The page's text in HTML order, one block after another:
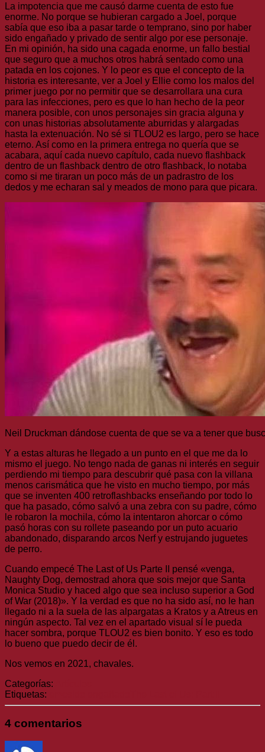
La impotencia que me causó darme cuenta de esto fue
enorme. No porque se hubieran cargado a Joel, porque
sabía que eso iba a pasar tarde o temprano, sino por haber
sido engañado y privado de sentir algo por ese personaje.
En mi opinión, ha sido una cagada enorme, un fallo bestial
que seguro que a muchos otros habrá sentado como una
patada en los cojones. Y lo peor es que el concepto de la
historia es interesante, ver a Joel y Ellie como los malos del
primer juego por no permitir que se desarrollara una cura
para las infecciones, pero es que lo han hecho de la peor
manera posible, con unos personajes sin gracia alguna y
con unas historias absolutamente aburridas y alargadas
hasta la extenuación. No sé si TLOU2 es largo, pero se hace
eterno. Así como en la primera entrega no quería que se
acabara, aquí cada nuevo capítulo, cada nuevo flashback
dentro de un flashback dentro de otro flashback, lo notaba
como si me tiraran un poco más de un padrastro de los
dedos y me echaran sal y meados de mono para que picara.
Neil Druckman dándose cuenta de que se va a tener que
Y a estas alturas he llegado a un punto en el que me da lo
mismo el juego. No tengo nada de ganas ni interés en seguir
perdiendo mi tiempo para descubrir qué pasa con la villana
menos carismática que he visto en mucho tiempo, por más
que se inventen 400 retroflashbacks enseñando por todo lo
que ha pasado, cómo salvó a una zebra con su padre, cómo
le robaron la mochila, cómo la intentaron ahorcar o cómo
pasó horas con su rollete paseando por un puto acuario
abandonado, disparando arcos Nerf y estrujando juguetes
de perro.
Cuando empecé The Last of Us Parte II pensé «venga,
Naughty Dog, demostrad ahora que sois mejor que Santa
Monica Studio y haced algo que sea incluso superior a God
of War (2018)». Y la verdad es que no ha sido así, no le han
llegado ni a la suela de las alpargatas a Kratos y a Atreus en
ningún aspecto. Tal vez en el apartado visual sí le pueda
hacer sombra, porque TLOU2 es bien bonito. Y eso es todo
lo bueno que puedo decir de él.
Nos vemos en 2021, chavales.
Categorías:
Etiquetas:
4 comentarios